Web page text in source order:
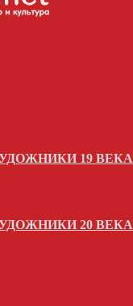
19 ВЕКА
20 ВЕКА